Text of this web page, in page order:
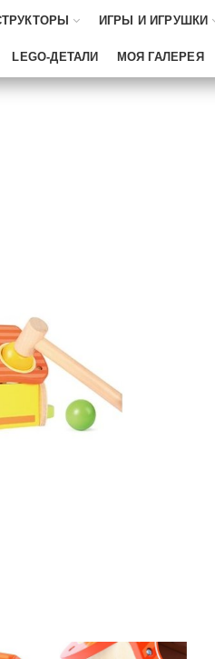
ИГРЫ И ИГРУШКИ
LEGO-ДЕТАЛИ МОЯ ГАЛЕРЕЯ